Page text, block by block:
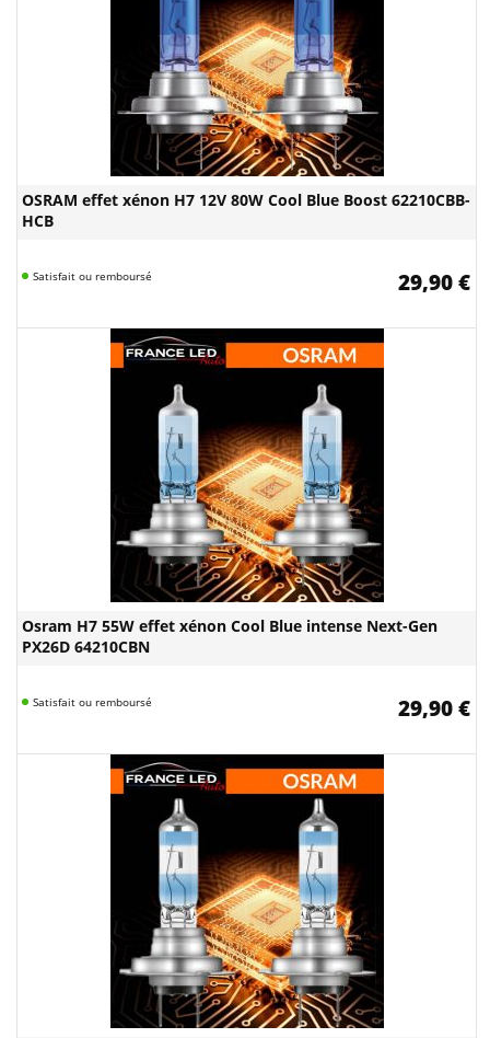
OSRAM effet xénon H7 12V 80W Cool Blue Boost 62210CBB-
HCB
Satisfait ou remboursé 29,90 €
Osram H7 55W effet xénon Cool Blue intense Next-Gen
PX26D 64210CBN
Satisfait ou remboursé 29,90 €